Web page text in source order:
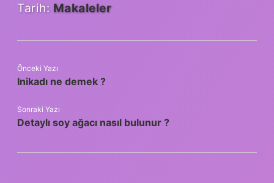
Tarih: Makaleler
Önceki Yazı
Inikadı ne demek ?
Sonraki Yazı
Detaylı soy ağacı nasıl bulunur ?